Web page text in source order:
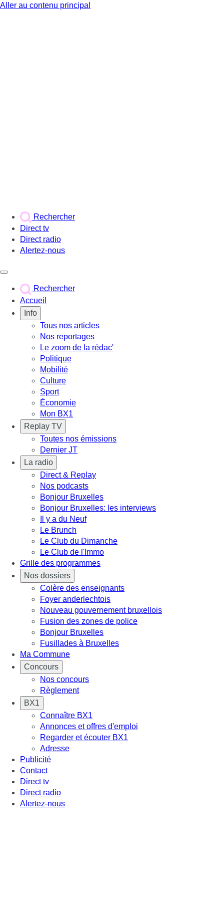
Aller au contenu principal
Rechercher
Direct tv
Direct radio
Alertez-nous
Rechercher
Accueil
Info
Tous nos articles
Nos reportages
Le zoom de la rédac'
Politique
Mobilité
Culture
Sport
Économie
Mon BX1
Replay TV
Toutes nos émissions
Dernier JT
La radio
Direct & Replay
Nos podcasts
Bonjour Bruxelles
Bonjour Bruxelles: les interviews
Il y a du Neuf
Le Brunch
Le Club du Dimanche
Le Club de l'Immo
Grille des programmes
Nos dossiers
Colère des enseignants
Foyer anderlechtois
Nouveau gouvernement bruxellois
Fusion des zones de police
Bonjour Bruxelles
Fusillades à Bruxelles
Ma Commune
Concours
Nos concours
Règlement
BX1
Connaître BX1
Annonces et offres d'emploi
Regarder et écouter BX1
Adresse
Publicité
Contact
Direct tv
Direct radio
Alertez-nous